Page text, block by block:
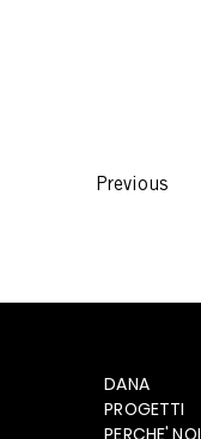
Previous
DANA
PROGETTI
PERCHE' NOI